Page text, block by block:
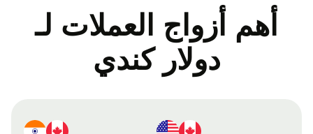
أهم أزواج العملات لـ
دولار كندي